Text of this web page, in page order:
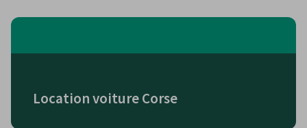
Location voiture Corse